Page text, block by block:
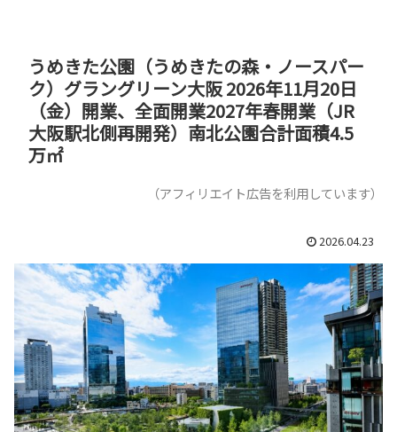
うめきた公園（うめきたの森・ノースパー
ク）グラングリーン大阪 2026年11月20日
（金）開業、全面開業2027年春開業（JR
大阪駅北側再開発）南北公園合計面積4.5
万㎡
（アフィリエイト広告を利用しています）
2026.04.23